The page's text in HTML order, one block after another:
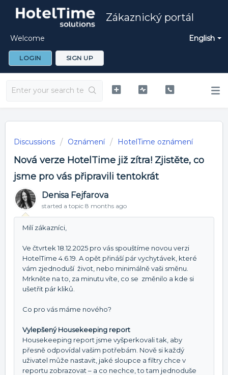
Zákaznický portál
English
Welcome
LOGIN SIGN UP
Discussions Oznámení HotelTime oznámení
Nová verze HotelTime již zítra! Zjistěte, co
jsme pro vás připravili tentokrát
Denisa Fejfarova
started a topic 8 months ago
Milí zákazníci,
Ve čtvrtek 18.12.2025 pro vás spouštíme novou verzi
HotelTime 4.6.19. A opět přináší pár vychytávek, které
vám zjednoduší život, nebo minimálně vaši směnu.
Mrkněte na to, za minutu víte, co se změnilo a kde si
ušetřit pár kliků.
Co pro vás máme nového?
Vylepšený Housekeeping report
Housekeeping report jsme vyšperkovali tak, aby
přesně odpovídal vašim potřebám. Nově si každý
uživatel může nastavit, jaké sloupce a filtry chce v
reportu zobrazovat – a co nechce, to tam jednoduše